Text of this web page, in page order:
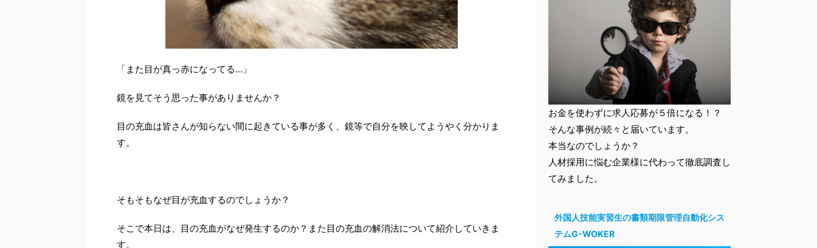
「また目が真っ赤になってる…」
鏡を見てそう思った事がありませんか？
目の充血は皆さんが知らない間に起きている事が多く、鏡等で自分を映してようやく分かりま
す。
そもそもなぜ目が充血するのでしょうか？
そこで本日は、目の充血がなぜ発生するのか？また目の充血の解消法について紹介していきま
す。
お金を使わずに求人応募が５倍になる！？
そんな事例が続々と届いています。
本当なのでしょうか？
人材採用に悩む企業様に代わって徹底調査し
てみました。
外国人技能実習生の書類期限管理自動化シス
テムG-WOKER